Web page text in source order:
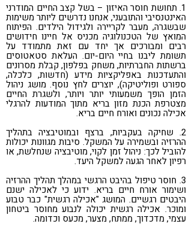
1. תחושת חוסר האיזון – בשל קצב החיים המודרני
האינטנסיבי והתובעני, אנחנו נדרשים ליותר משימות
שבשגרה, מעבר לקריירה ולגידול הילדים. הפיתוח
המואץ של הטכנולוגיה מכניס אל חיינו חידושים
רבים ומבורכים אך יחד עם זאת מתמודד על
תשומת ליבנו בחיי היום-יום. העלאת סטאטוסים
ברשתות החברתיות, משחק בפלפון, קבלת מסרונים
והתעדכנות באפליקציות מידע (חדשות, כלכלה,
ספורט ופוליטיקה), יוצרים לחץ נוסף. מושג ניהול
הזמן הופך משמעותי יותר ויותר, ולשגרת החיים
מצטרפת הכנת מזון בריא מתוך המודעות להרגלי
אכילה נכונים ואורח חיים בריא.
2. שחיקה בעקביות, ברצף ובמוטיבציה בתהליך
ההרזיה ובשמירה על המשקל. סיבות מגוונות יכולות
להוביל לכך: ניהול זמן לקוי, מוטיבציה שנחלשת, או
רפיון לאחר הגעה למשקל היעד.
3. חוסר טיפול בהיבט הרגשי במהלך תהליך ההרזיה
ושימור אורח חיים בריא. ידוע כי לאכילה ישנם
היבטים רגשיים. המושג "אכילה רגשית" כבר טבוע
ומוכר. אכילה רגשית יכולה לנבוע מחוסר ביטחון
עצמי, מדכדוך, ממתח, מצער, מכעס וכדומה.